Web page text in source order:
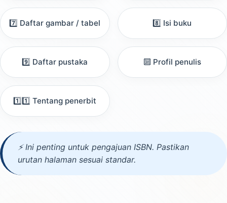
7️⃣ Daftar gambar / tabel 8️⃣ Isi buku
9️⃣ Daftar pustaka 🔟 Profil penulis
1️⃣1️⃣ Tentang penerbit
⚡ Ini penting untuk pengajuan ISBN. Pastikan
urutan halaman sesuai standar.